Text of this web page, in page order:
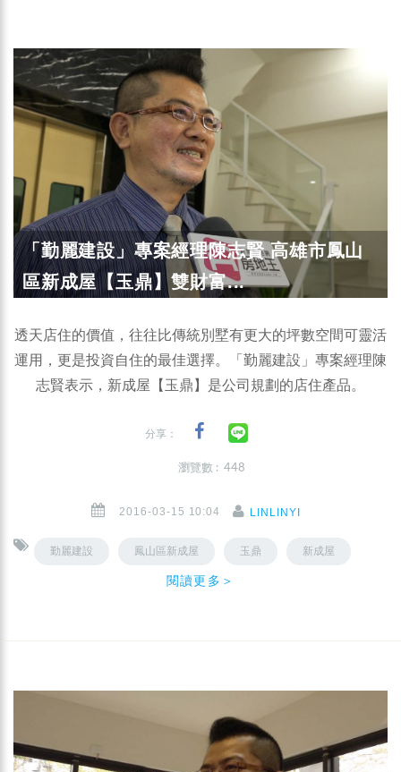
「勤麗建設」專案經理陳志賢 高雄市鳳山
區新成屋【玉鼎】雙財富...
透天店住的價值，往往比傳統別墅有更大的坪數空間可靈活
運用，更是投資自住的最佳選擇。「勤麗建設」專案經理陳
志賢表示，新成屋【玉鼎】是公司規劃的店住產品。
分享：
瀏覽數 : 448
2016-03-15 10:04 LINLINYI
勤麗建設 鳳山區新成屋 玉鼎 新成屋
閱讀更多＞